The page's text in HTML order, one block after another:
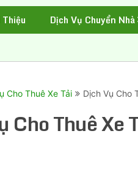
Dịch Vụ Chuyển Nhà
Cho Thuê Xe Tải Dịch Vụ Cho
Cho Thuê Xe